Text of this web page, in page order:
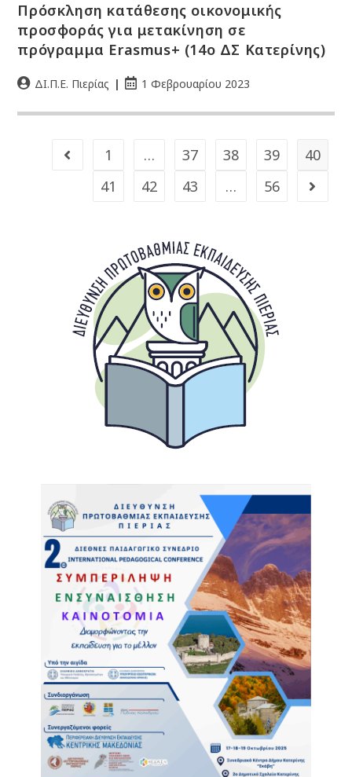
Πρόσκληση κατάθεσης οικονομικής
προσφοράς για μετακίνηση σε
πρόγραμμα Erasmus+ (14o ΔΣ Κατερίνης)
ΔΙ.Π.Ε. Πιερίας 1 Φεβρουαρίου 2023
1 … 37 38 39
40
41
42 43 … 56